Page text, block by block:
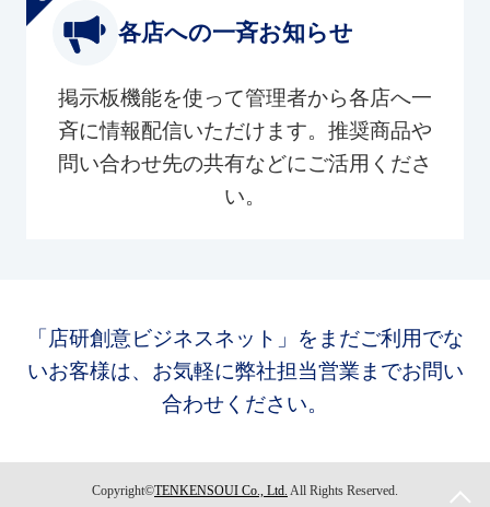
各店への一斉お知らせ
掲示板機能を使って管理者から各店へ一
斉に情報配信いただけます。推奨商品や
問い合わせ先の共有などにご活用くださ
い。
「店研創意ビジネスネット」をまだご利用でな
いお客様は、お気軽に弊社担当営業までお問い
合わせください。
Copyright©TENKENSOUI Co., Ltd. All Rights Reserved.